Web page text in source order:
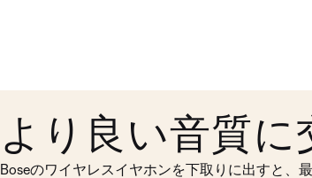
より良い音質に
Boseのワイヤレスイヤホンを下取りに出すと、